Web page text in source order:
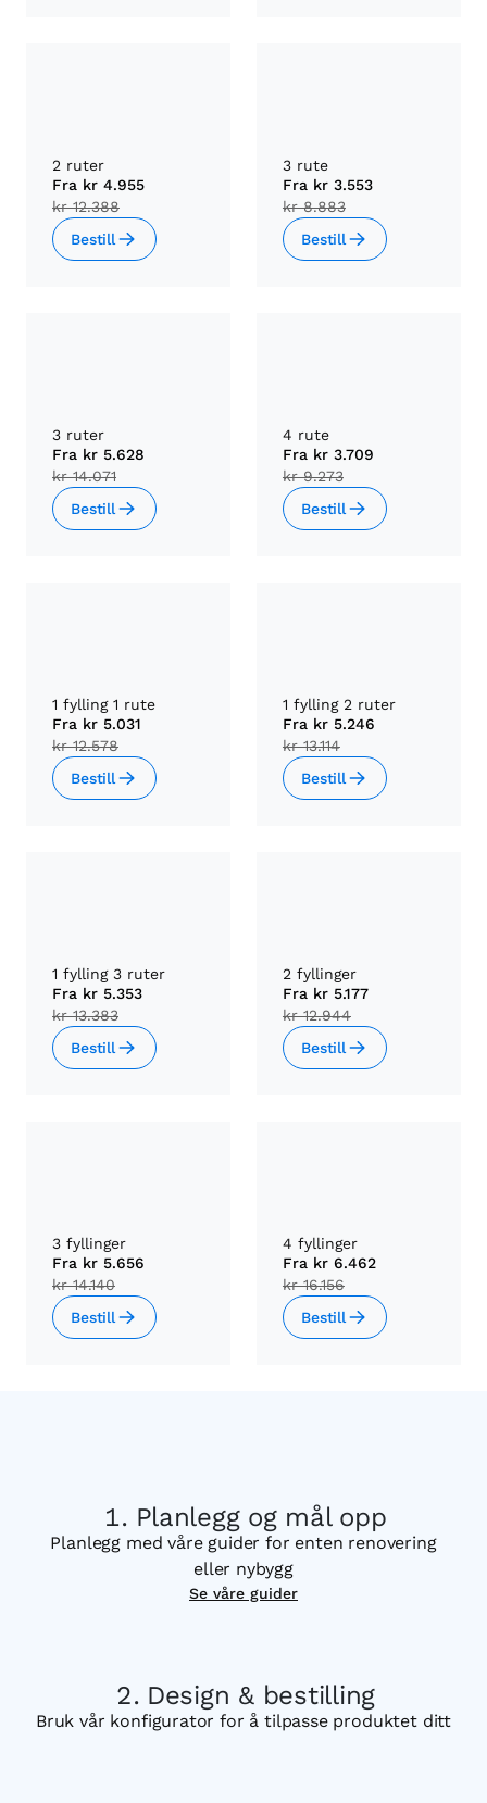
2 ruter
Fra kr 4.955
kr 12.388
Bestill
3 rute
Fra kr 3.553
kr 8.883
Bestill
3 ruter
Fra kr 5.628
kr 14.071
Bestill
4 rute
Fra kr 3.709
kr 9.273
Bestill
1 fylling 1 rute
Fra kr 5.031
kr 12.578
Bestill
1 fylling 2 ruter
Fra kr 5.246
kr 13.114
Bestill
1 fylling 3 ruter
Fra kr 5.353
kr 13.383
Bestill
2 fyllinger
Fra kr 5.177
kr 12.944
Bestill
3 fyllinger
Fra kr 5.656
kr 14.140
Bestill
4 fyllinger
Fra kr 6.462
kr 16.156
Bestill
Planlegg og mål opp
Planlegg med våre guider for enten renovering
eller nybygg
Se våre guider
Design & bestilling
Bruk vår konfigurator for å tilpasse produktet ditt